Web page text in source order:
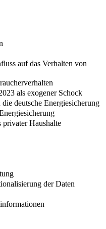
auf das Verhalten von
als exogener Schock
deutsche Energiesicherung
privater Haushalte
der Daten